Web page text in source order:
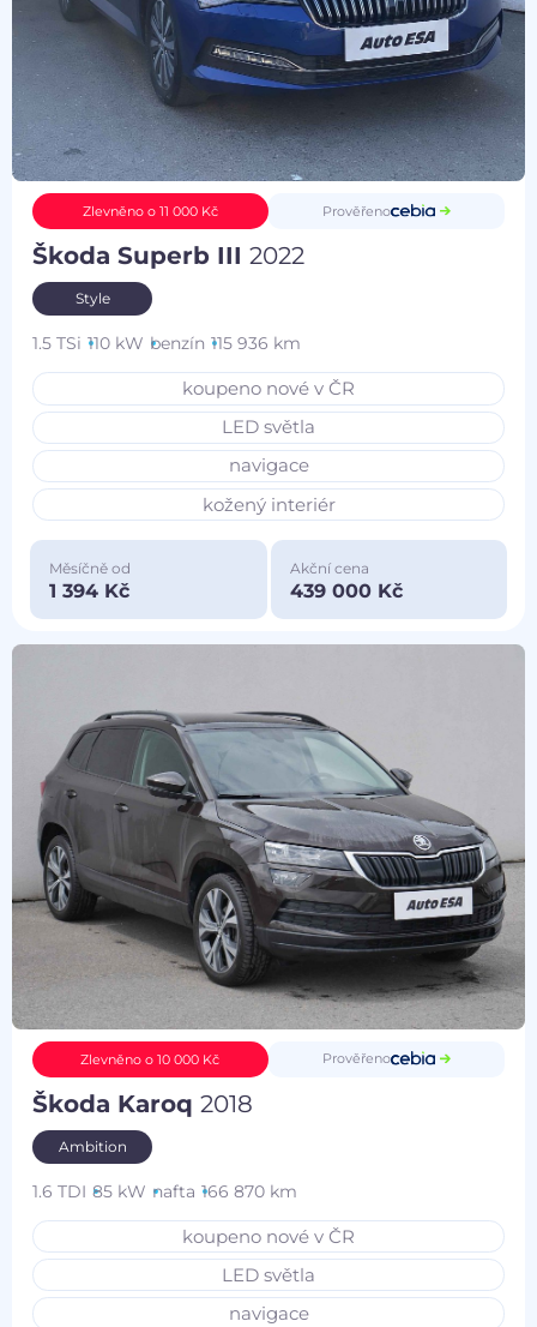
Zlevněno o 11 000 Kč Prověřeno
Škoda Superb III2022
Style
1.5 TSi 110 kW benzín 115 936 km
koupeno nové v ČR
LED světla
navigace
kožený interiér
Měsíčně od
1 394 Kč
Akční cena
439 000 Kč
Zlevněno o 10 000 Kč Prověřeno
Škoda Karoq2018
Ambition
1.6 TDI 85 kW nafta 166 870 km
koupeno nové v ČR
LED světla
navigace